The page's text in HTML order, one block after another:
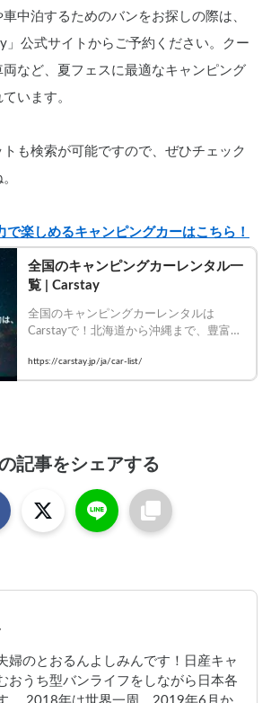
中泊するためのバンをお探しの際は、
」公式サイトからご予約ください。クー
など、夏フェスに最適なキャンピング
います。
も検索が可能ですので、ぜひチェック
で楽しめるキャンピングカーはこちら！
全国のキャンピングカーレンタル一
覧 | Carstay
全国のキャンピングカーレンタルは
Carstayで！北海道から沖縄まで、豊富な
て今すぐ予約！
https://carstay.jp/ja/car-list/
記事をシェアする
婦のとおるんよしみんです！日産キャ
おうち型バンライフをしながら日本各